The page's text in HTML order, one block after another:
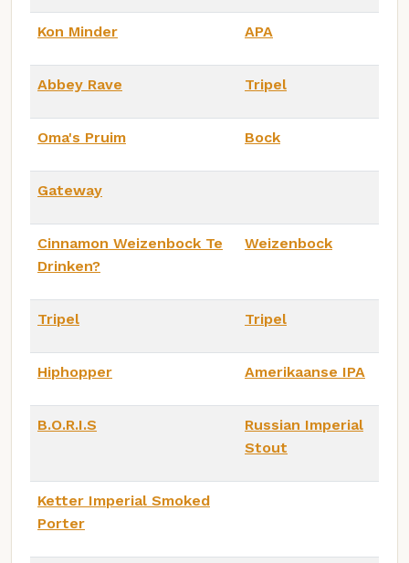
Kon Minder APA
Abbey Rave Tripel
Oma's Pruim Bock
Gateway
Cinnamon Weizenbock Te
Drinken?
Weizenbock
Tripel Tripel
Hiphopper Amerikaanse IPA
B.O.R.I.S
Russian Imperial
Stout
Ketter Imperial Smoked
Porter